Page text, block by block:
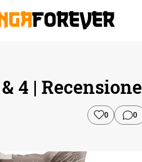
4 | Recensione
0 0